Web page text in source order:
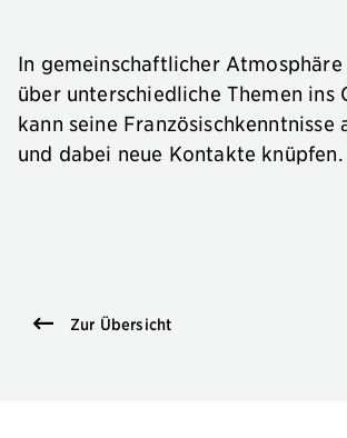
In gemeinschaftlicher
über unterschiedliche Themen ins
kann seine Französischkenntnisse
und dabei neue Kontakte knüpfen.
Zur Übersicht